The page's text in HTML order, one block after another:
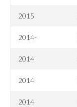
2015
2014-
2014
2014
2014